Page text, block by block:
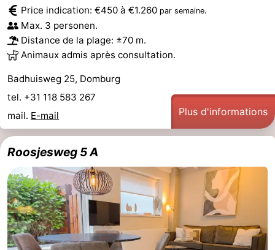
minutes
Plages
Voir
et
faire
Lieux
d'intérêt
-
Musées
-
Monuments
-
Moulins
-
Phares
-
Points
Attractions
Price indication: €450 à €1.260 par semaine.
Max. 3 personen.
Distance de la plage: ±70 m.
Animaux admis après consultation.
Badhuisweg 25, Domburg
tel. +31 118 583 267
mail. E-mail Plus d'informations
Roosjesweg 5 A